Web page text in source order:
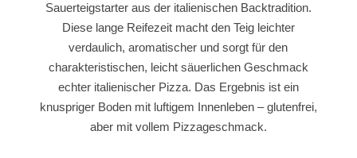
Sauerteigstarter aus der italienischen Backtradition.
Diese lange Reifezeit macht den Teig leichter
verdaulich, aromatischer und sorgt für den
charakteristischen, leicht säuerlichen Geschmack
echter italienischer Pizza. Das Ergebnis ist ein
knuspriger Boden mit luftigem Innenleben – glutenfrei,
aber mit vollem Pizzageschmack.